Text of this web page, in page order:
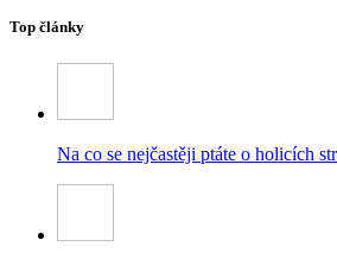
Top články
Na co se nejčastěji ptáte o holicích